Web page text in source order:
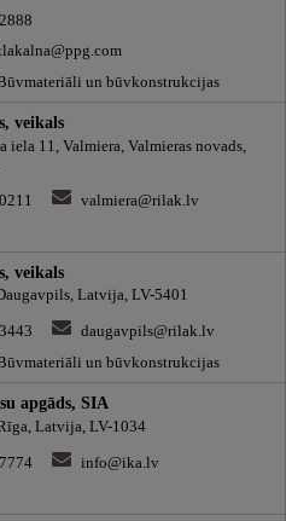
un būvkonstrukcijas
veikals
iela 11, Valmiera, Valmieras novads,
valmiera@rilak.lv
veikals
Latvija, LV-5401
daugavpils@rilak.lv
un būvkonstrukcijas
apgāds, SIA
Latvija, LV-1034
info@ika.lv